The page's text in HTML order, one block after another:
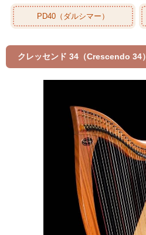
PD40（ダルシマー）
クレッセンド 34（Crescendo 34）